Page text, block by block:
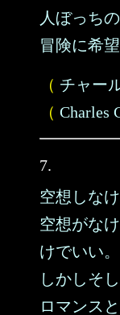
人ぼっち
冒険に希
（ チャー
（ Charles
7.
空想しな
空想がな
けでいい。
しかしそ
ロマンス